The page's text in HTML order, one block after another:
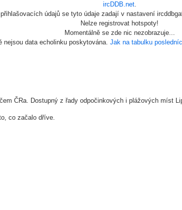
ircDDB.net.
údajů se tyto údaje zadají v nastavení
Nelze registrovat hotspoty!
Momentálně se zde nic nezobrazuje...
nejsou data echolinku poskytována. Jak na tabulku
ČRa. Dostupný z řady odpočinkových i plážových míst
co začalo dříve.